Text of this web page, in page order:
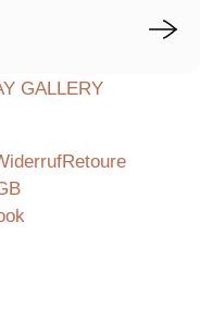
Retoure